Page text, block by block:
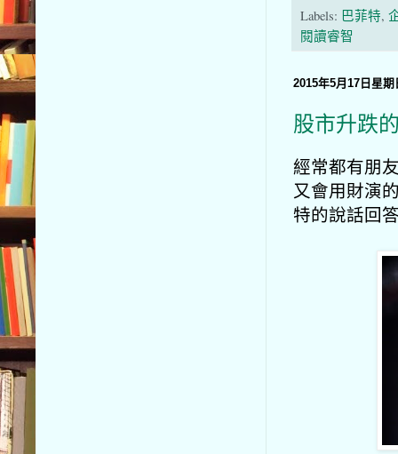
Labels: 巴菲特,
閱讀睿智
2015年5月17日星期
股市升跌
經常都有朋
又會用財演
特的說話回